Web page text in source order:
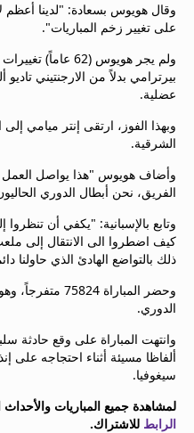
وقال هويوس بسعادة: "لدينا
على تغيير زخم المباريات".
ولم يجر هويوس (62
بيرترامي بدلاً من الارجنتيني
عضلية.
وبهذا الفوز، ارتقى إنتر ميامي
الشرقية.
وأضاف هويوس "هذا يواصل العمل
الفريق، نحن أبطال الدوري
وتابع بالإسبانية: "يكفي أن تنظروا
كيف اضطروا الى الانتقال إلى
ذلك بالتواضع الهادئ الذي حاولنا
وحضر المباراة
الدوري.
وانتهت المباراة على وقع حادثة
ألفاظا مسيئة أثناء احتجاجه على
سيغوفيا.
لمشاهدة جميع المباريات والأحداث
الرابط للاشتراك.